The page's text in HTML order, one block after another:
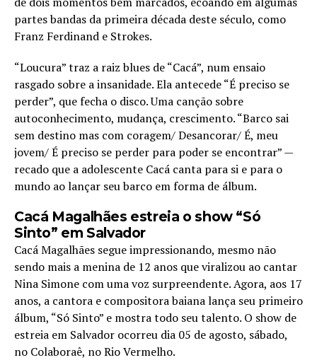
partes bandas da primeira década deste século, como
Franz Ferdinand e Strokes.
“Loucura” traz a raiz blues de “Cacá”, num ensaio
rasgado sobre a insanidade. Ela antecede “É preciso se
perder”, que fecha o disco. Uma canção sobre
autoconhecimento, mudança, crescimento. “Barco sai
sem destino mas com coragem/ Desancorar/ É, meu
jovem/ É preciso se perder para poder se encontrar” —
recado que a adolescente Cacá canta para si e para o
mundo ao lançar seu barco em forma de álbum.
Cacá Magalhães estreia o show “Só
Sinto” em Salvador
Cacá Magalhães segue impressionando, mesmo não
sendo mais a menina de 12 anos que viralizou ao cantar
Nina Simone com uma voz surpreendente. Agora, aos 17
anos, a cantora e compositora baiana lança seu primeiro
álbum, “Só Sinto” e mostra todo seu talento. O show de
estreia em Salvador ocorreu dia 05 de agosto, sábado,
no Colaboraê, no Rio Vermelho.